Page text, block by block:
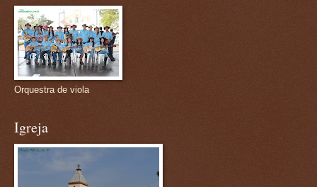
Orquestra de viola
Igreja